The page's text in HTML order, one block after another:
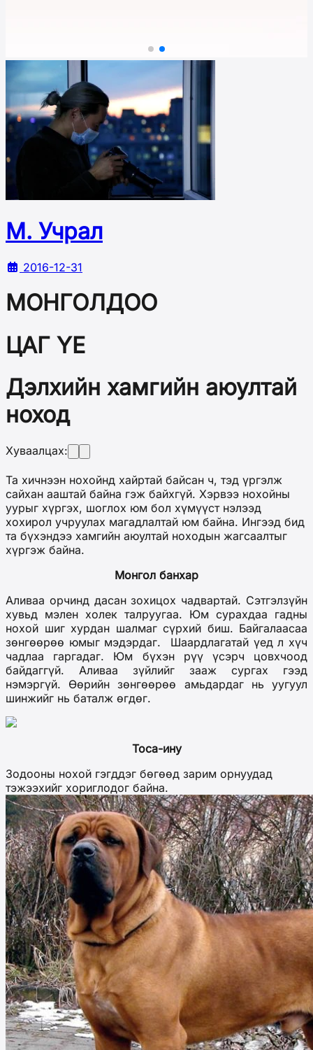
М. Учрал
2016-12-31
МОНГОЛДОО
ЦАГ ҮЕ
Дэлхийн хамгийн аюултай
ноход
Хуваалцах:
Та хичнээн нохойнд хайртай байсан ч, тэд үргэлж
сайхан ааштай байна гэж байхгүй. Хэрвээ нохойны
уурыг хүргэх, шоглох юм бол хүмүүст нэлээд
хохирол учруулах магадлалтай юм байна. Ингээд бид
та бүхэндээ хамгийн аюултай ноходын жагсаалтыг
хүргэж байна.
Монгол банхар
Аливаа орчинд дасан зохицох чадвартай. Сэтгэлзүйн
хувьд мэлен холек талруугаа. Юм сурахдаа гадны
нохой шиг хурдан шалмаг сүрхий биш. Байгалаасаа
зөнгөөрөө юмыг мэдэрдаг. Шаардлагатай үед л хүч
чадлаа гаргадаг. Юм бүхэн рүү үсэрч цовхчоод
байдаггүй. Аливаа зүйлийг зааж сургах гээд
нэмэргүй. Өөрийн зөнгөөрөө амьдардаг нь уугуул
шинжийг нь баталж өгдөг.
Тоса-ину
Зодооны нохой гэгддэг бөгөөд зарим орнуудад
тэжээхийг хориглодог байна.